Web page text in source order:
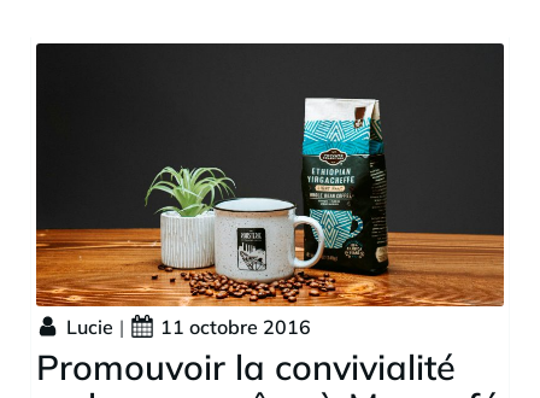
Lucie | 11 octobre 2016
Promouvoir la convivialité